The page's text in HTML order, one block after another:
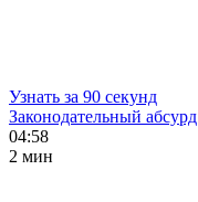
Узнать за 90 секунд
Законодательный абсурд
04:58
2 мин